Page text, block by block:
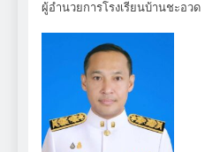
ผู้อำนวยการโรงเรียนบ้านชะอวด